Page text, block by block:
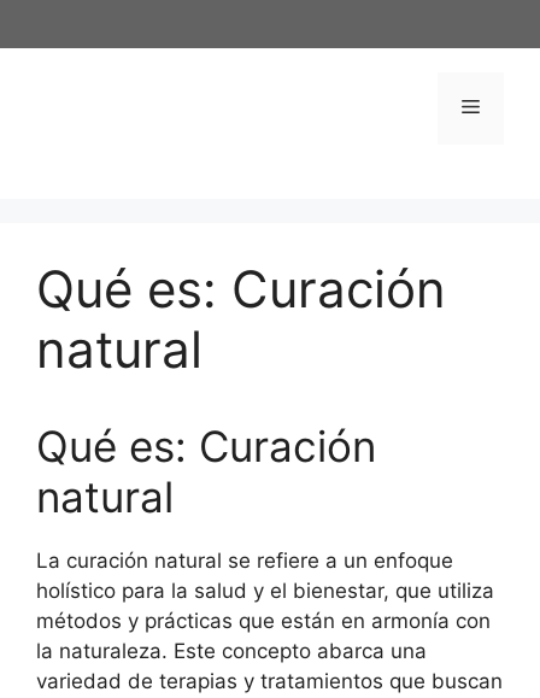
al
Menú
Qué es: Curación
natural
Qué es: Curación
natural
La curación natural se refiere a un enfoque
holístico para la salud y el bienestar, que utiliza
métodos y prácticas que están en armonía con
la naturaleza. Este concepto abarca una
variedad de terapias y tratamientos que buscan